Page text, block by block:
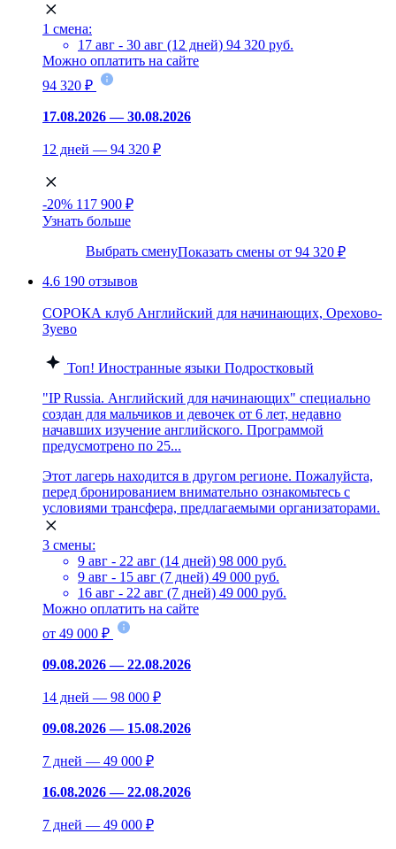
1 смена:
17 авг - 30 авг (12 дней) 94 320 руб.
Можно оплатить на сайте
94 320 ₽
17.08.2026 — 30.08.2026
12 дней — 94 320 ₽
-20% 117 900 ₽
Узнать больше
Выбрать сменуПоказать смены от 94 320 ₽
4.6 190 отзывов
СОРОКА клуб Английский для начинающих, Орехово-
Зуево
Топ! Иностранные языки Подростковый
"IP Russia. Английский для начинающих" специально
создан для мальчиков и девочек от 6 лет, недавно
начавших изучение английского. Программой
предусмотрено по 25...
Этот лагерь находится в другом регионе. Пожалуйста,
перед бронированием внимательно ознакомьтесь с
условиями трансфера, предлагаемыми организаторами.
3 смены:
9 авг - 22 авг (14 дней) 98 000 руб.
9 авг - 15 авг (7 дней) 49 000 руб.
16 авг - 22 авг (7 дней) 49 000 руб.
Можно оплатить на сайте
от 49 000 ₽
09.08.2026 — 22.08.2026
14 дней — 98 000 ₽
09.08.2026 — 15.08.2026
7 дней — 49 000 ₽
16.08.2026 — 22.08.2026
7 дней — 49 000 ₽